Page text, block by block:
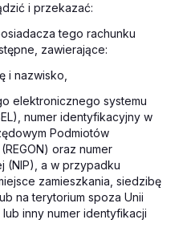
i przekazać:
tego rachunku
zawierające:
i nazwisko,
elektronicznego systemu
numer identyfikacyjny w
Podmiotów
oraz numer
(NIP), a w przypadku
zamieszkania, siedzibę
na terytorium spoza Unii
lub inny numer identyfikacji